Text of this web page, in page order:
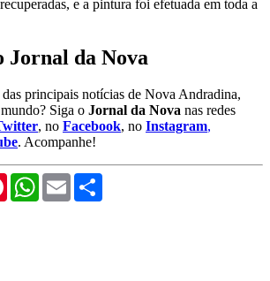
e a pintura foi efetuada em toda a
Jornal da Nova
principais notícias de Nova Andradina,
Siga o Jornal da Nova nas redes
, no Facebook, no Instagram,
. Acompanhe!
PinterestWhatsApp
Email